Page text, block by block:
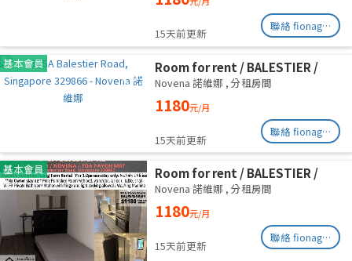
15天前更新
聯絡 fionag@transinex.com.sg
基本會員
Room for rent / BALESTIER /
NOVENA / Common room / 1pax
stay / Available immediate
Novena 諾維娜 , 分租房間
1180元/月
15天前更新
聯絡 fionag@transinex.com.sg
基本會員
Room for rent / BALESTIER /
NOVENA / Common room / 1pax
stay / Available immediate
Novena 諾維娜 , 分租房間
1180元/月
15天前更新
聯絡 fionag@transinex.com.sg